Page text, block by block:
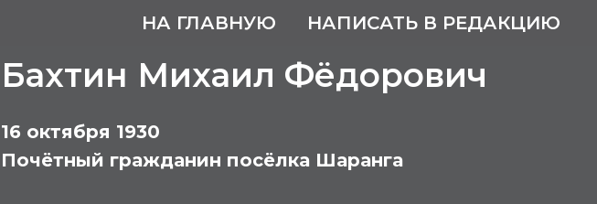
НА ГЛАВНУЮ НАПИСАТЬ В РЕДАКЦИЮ
Бахтин Михаил Фёдорович
16 октября 1930
Почётный гражданин посёлка Шаранга